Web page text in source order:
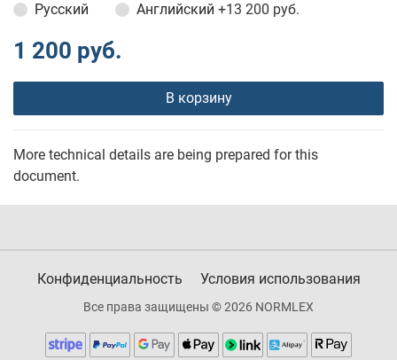
Русский
Английский +13 200 руб.
1 200 руб.
В корзину
More technical details are being prepared for this
document.
Конфиденциальность Условия использования
Все права защищены © 2026 NORMLEX